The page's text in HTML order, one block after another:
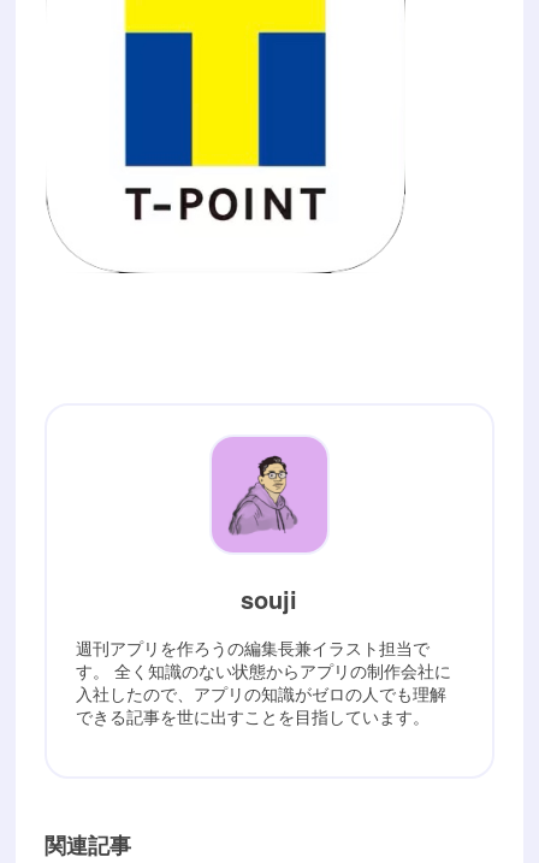
souji
週刊アプリを作ろうの編集長兼イラスト担当で
す。 全く知識のない状態からアプリの制作会社に
入社したので、アプリの知識がゼロの人でも理解
できる記事を世に出すことを目指しています。
関連記事